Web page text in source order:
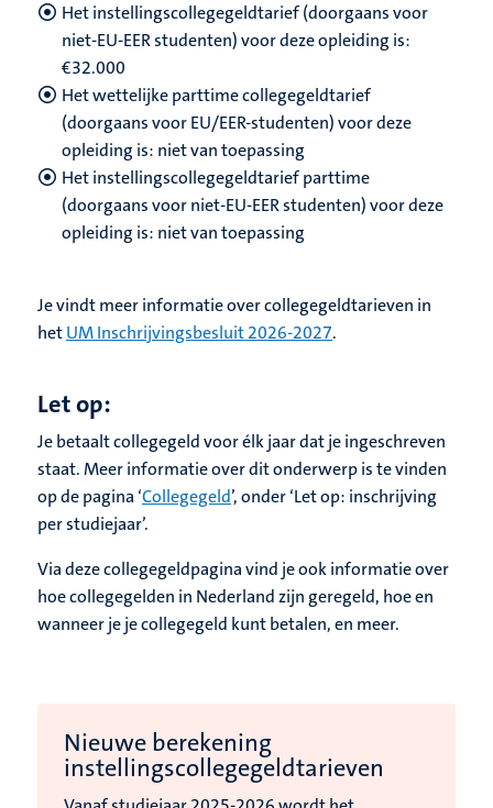
Het instellingscollegegeldtarief (doorgaans voor
niet-EU-EER studenten) voor deze opleiding is:
€32.000
Het wettelijke parttime collegegeldtarief
(doorgaans voor EU/EER-studenten) voor deze
opleiding is: niet van toepassing
Het instellingscollegegeldtarief parttime
(doorgaans voor niet-EU-EER studenten) voor deze
opleiding is: niet van toepassing
Je vindt meer informatie over collegegeldtarieven in
hetUM Inschrijvingsbesluit 2026-2027.
Let op:
Je betaalt collegegeld voor élk jaar dat je ingeschreven
staat. Meer informatie over dit onderwerp is te vinden
op de pagina ‘Collegegeld’, onder ‘Let op: inschrijving
per studiejaar’.
Via deze collegegeldpagina vind je ook informatie over
hoe collegegelden in Nederland zijn geregeld, hoe en
wanneer je je collegegeld kunt betalen, en meer.
Nieuwe berekening
instellingscollegegeldtarieven